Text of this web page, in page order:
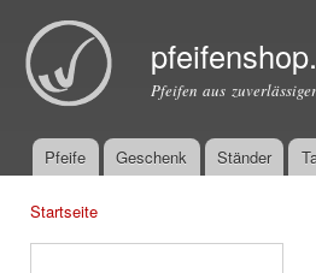
Pfeifen aus
Hauptmenü
Pfeife Geschenk Ständer
Startseite